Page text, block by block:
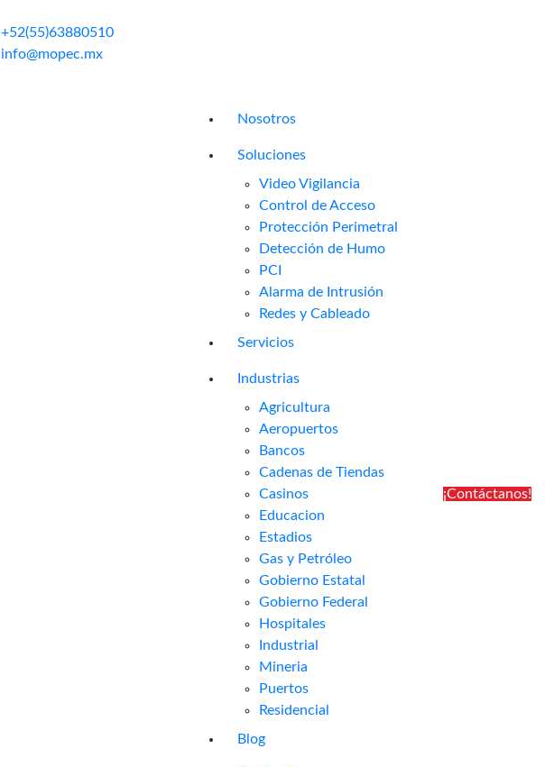
+52(55)63880510
info@mopec.mx
Nosotros
Soluciones
Video Vigilancia
Control de Acceso
Protección Perimetral
Detección de Humo
PCI
Alarma de Intrusión
Redes y Cableado
Servicios
Industrias
Agricultura
Aeropuertos
Bancos
Cadenas de Tiendas
Casinos
Educacion
Estadios
Gas y Petróleo
Gobierno Estatal
Gobierno Federal
Hospitales
Industrial
Mineria
Puertos
Residencial
Blog
¡Contáctanos!